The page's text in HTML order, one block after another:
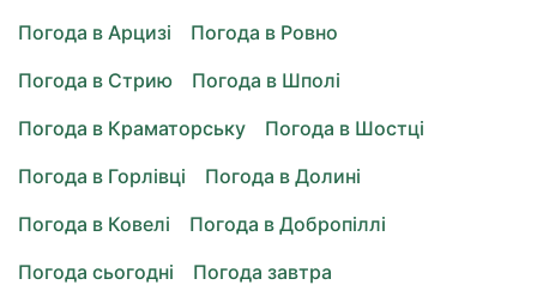
Погода в Арцизі
Погода в Ровно
Погода в Стрию
Погода в Шполі
Погода в Краматорську
Погода в Шостці
Погода в Горлівці
Погода в Долині
Погода в Ковелі
Погода в Добропіллі
Погода сьогодні
Погода завтра